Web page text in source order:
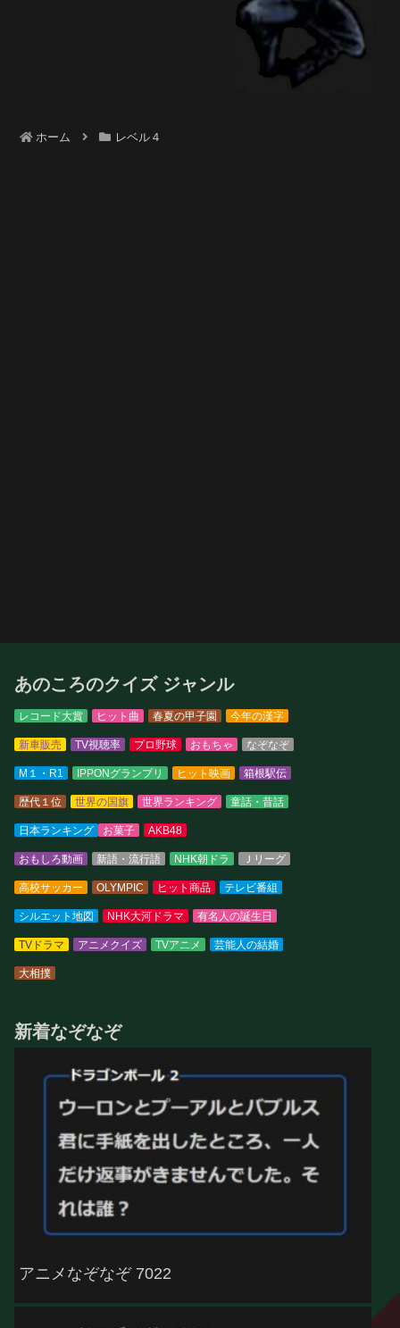
ホーム レベル４
あのころのクイズ ジャンル
レコード大賞 ヒット曲 春夏の甲子園 今年の漢字
新車販売 TV視聴率 プロ野球 おもちゃ なぞなぞ
M１・R1 IPPONグランプリ ヒット映画 箱根駅伝
歴代１位 世界の国旗 世界ランキング 童話・昔話
日本ランキング お菓子 AKB48
おもしろ動画 新語・流行語 NHK朝ドラ Ｊリーグ
高校サッカー OLYMPIC ヒット商品 テレビ番組
シルエット地図 NHK大河ドラマ 有名人の誕生日
TVドラマ アニメクイズ TVアニメ 芸能人の結婚
大相撲
新着なぞなぞ
アニメなぞなぞ 7022